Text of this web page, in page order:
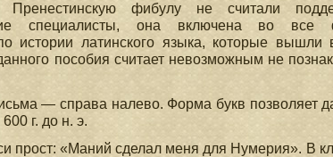
Пренестинскую фибулу не считали
специалисты, она включена во все
истории латинского языка, которые вышли
пособия считает невозможным не
— справа налево. Форма букв позволяет
г. до н. э.
прост: «Маний сделал меня для Нумерия». В